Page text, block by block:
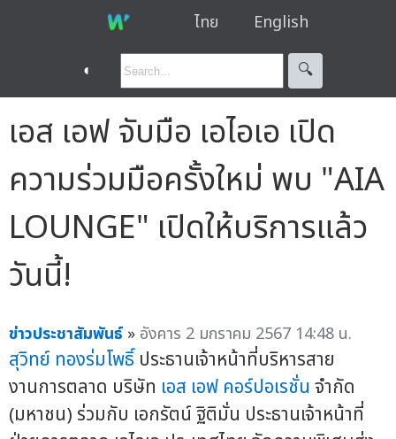
ไทย English
◐ 🔍︎
เอส เอฟ จับมือ เอไอเอ เปิด
ความร่วมมือครั้งใหม่ พบ "AIA
LOUNGE" เปิดให้บริการแล้ว
วันนี้!
ข่าวประชาสัมพันธ์ » อังคาร 2 มกราคม 2567 14:48 น.
สุวิทย์ ทองร่มโพธิ์ ประธานเจ้าหน้าที่บริหารสาย
งานการตลาด บริษัท เอส เอฟ คอร์ปอเรชั่น จำกัด
(มหาชน) ร่วมกับ เอกรัตน์ ฐิติมั่น ประธานเจ้าหน้าที่